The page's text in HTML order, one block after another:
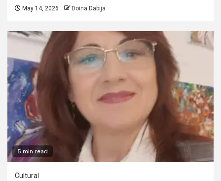
May 14, 2026 Doina Dabija
5 min read
Cultural